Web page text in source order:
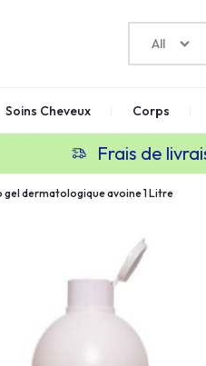
All
Soins Cheveux Corps
Frais de
gel dermatologique avoine 1 Litre